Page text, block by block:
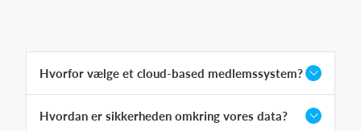
Hvorfor vælge et cloud-based medlemssystem?
Hvordan er sikkerheden omkring vores data?